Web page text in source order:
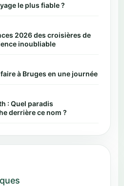
le plus fiable ?
2026 des croisières de
inoubliable
à Bruges en une journée
: Quel paradis
derrière ce nom ?